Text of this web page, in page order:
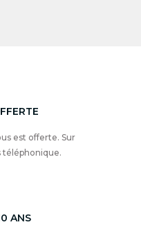
est offerte. Sur
téléphonique.
ANS